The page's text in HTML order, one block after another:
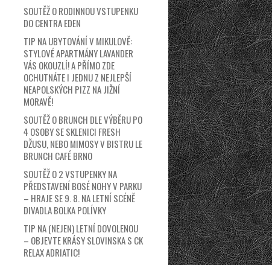
SOUTĚŽ O RODINNOU VSTUPENKU
DO CENTRA EDEN
TIP NA UBYTOVÁNÍ V MIKULOVĚ:
STYLOVÉ APARTMÁNY LAVANDER
VÁS OKOUZLÍ! A PŘÍMO ZDE
OCHUTNÁTE I JEDNU Z NEJLEPŠÍ
NEAPOLSKÝCH PIZZ NA JIŽNÍ
MORAVĚ!
SOUTĚŽ O BRUNCH DLE VÝBĚRU PO
4 OSOBY SE SKLENICI FRESH
DŽUSU, NEBO MIMOSY V BISTRU LE
BRUNCH CAFÉ BRNO
SOUTĚŽ O 2 VSTUPENKY NA
PŘEDSTAVENÍ BOSÉ NOHY V PARKU
– HRAJE SE 9. 8. NA LETNÍ SCÉNĚ
DIVADLA BOLKA POLÍVKY
TIP NA (NEJEN) LETNÍ DOVOLENOU
– OBJEVTE KRÁSY SLOVINSKA S CK
RELAX ADRIATIC!